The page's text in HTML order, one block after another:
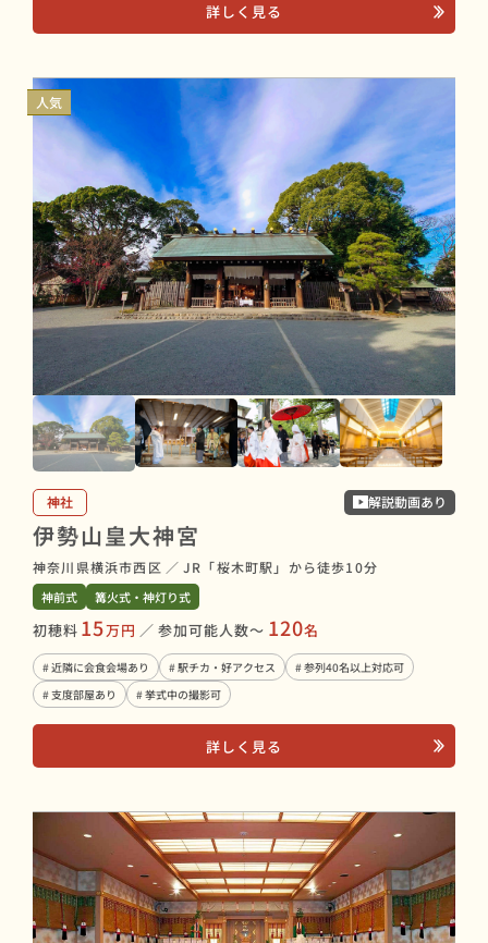
詳しく見る
人気
神社 解説動画あり
伊勢山皇大神宮
神奈川県横浜市西区 ／ JR「桜木町駅」から徒歩10分
神前式 篝火式・神灯り式
初穂料 15万円 ／ 参加可能人数〜 120名
# 近隣に会食会場あり # 駅チカ・好アクセス
# 参列40名以上対応可
# 支度部屋あり
# 挙式中の撮影可
詳しく見る